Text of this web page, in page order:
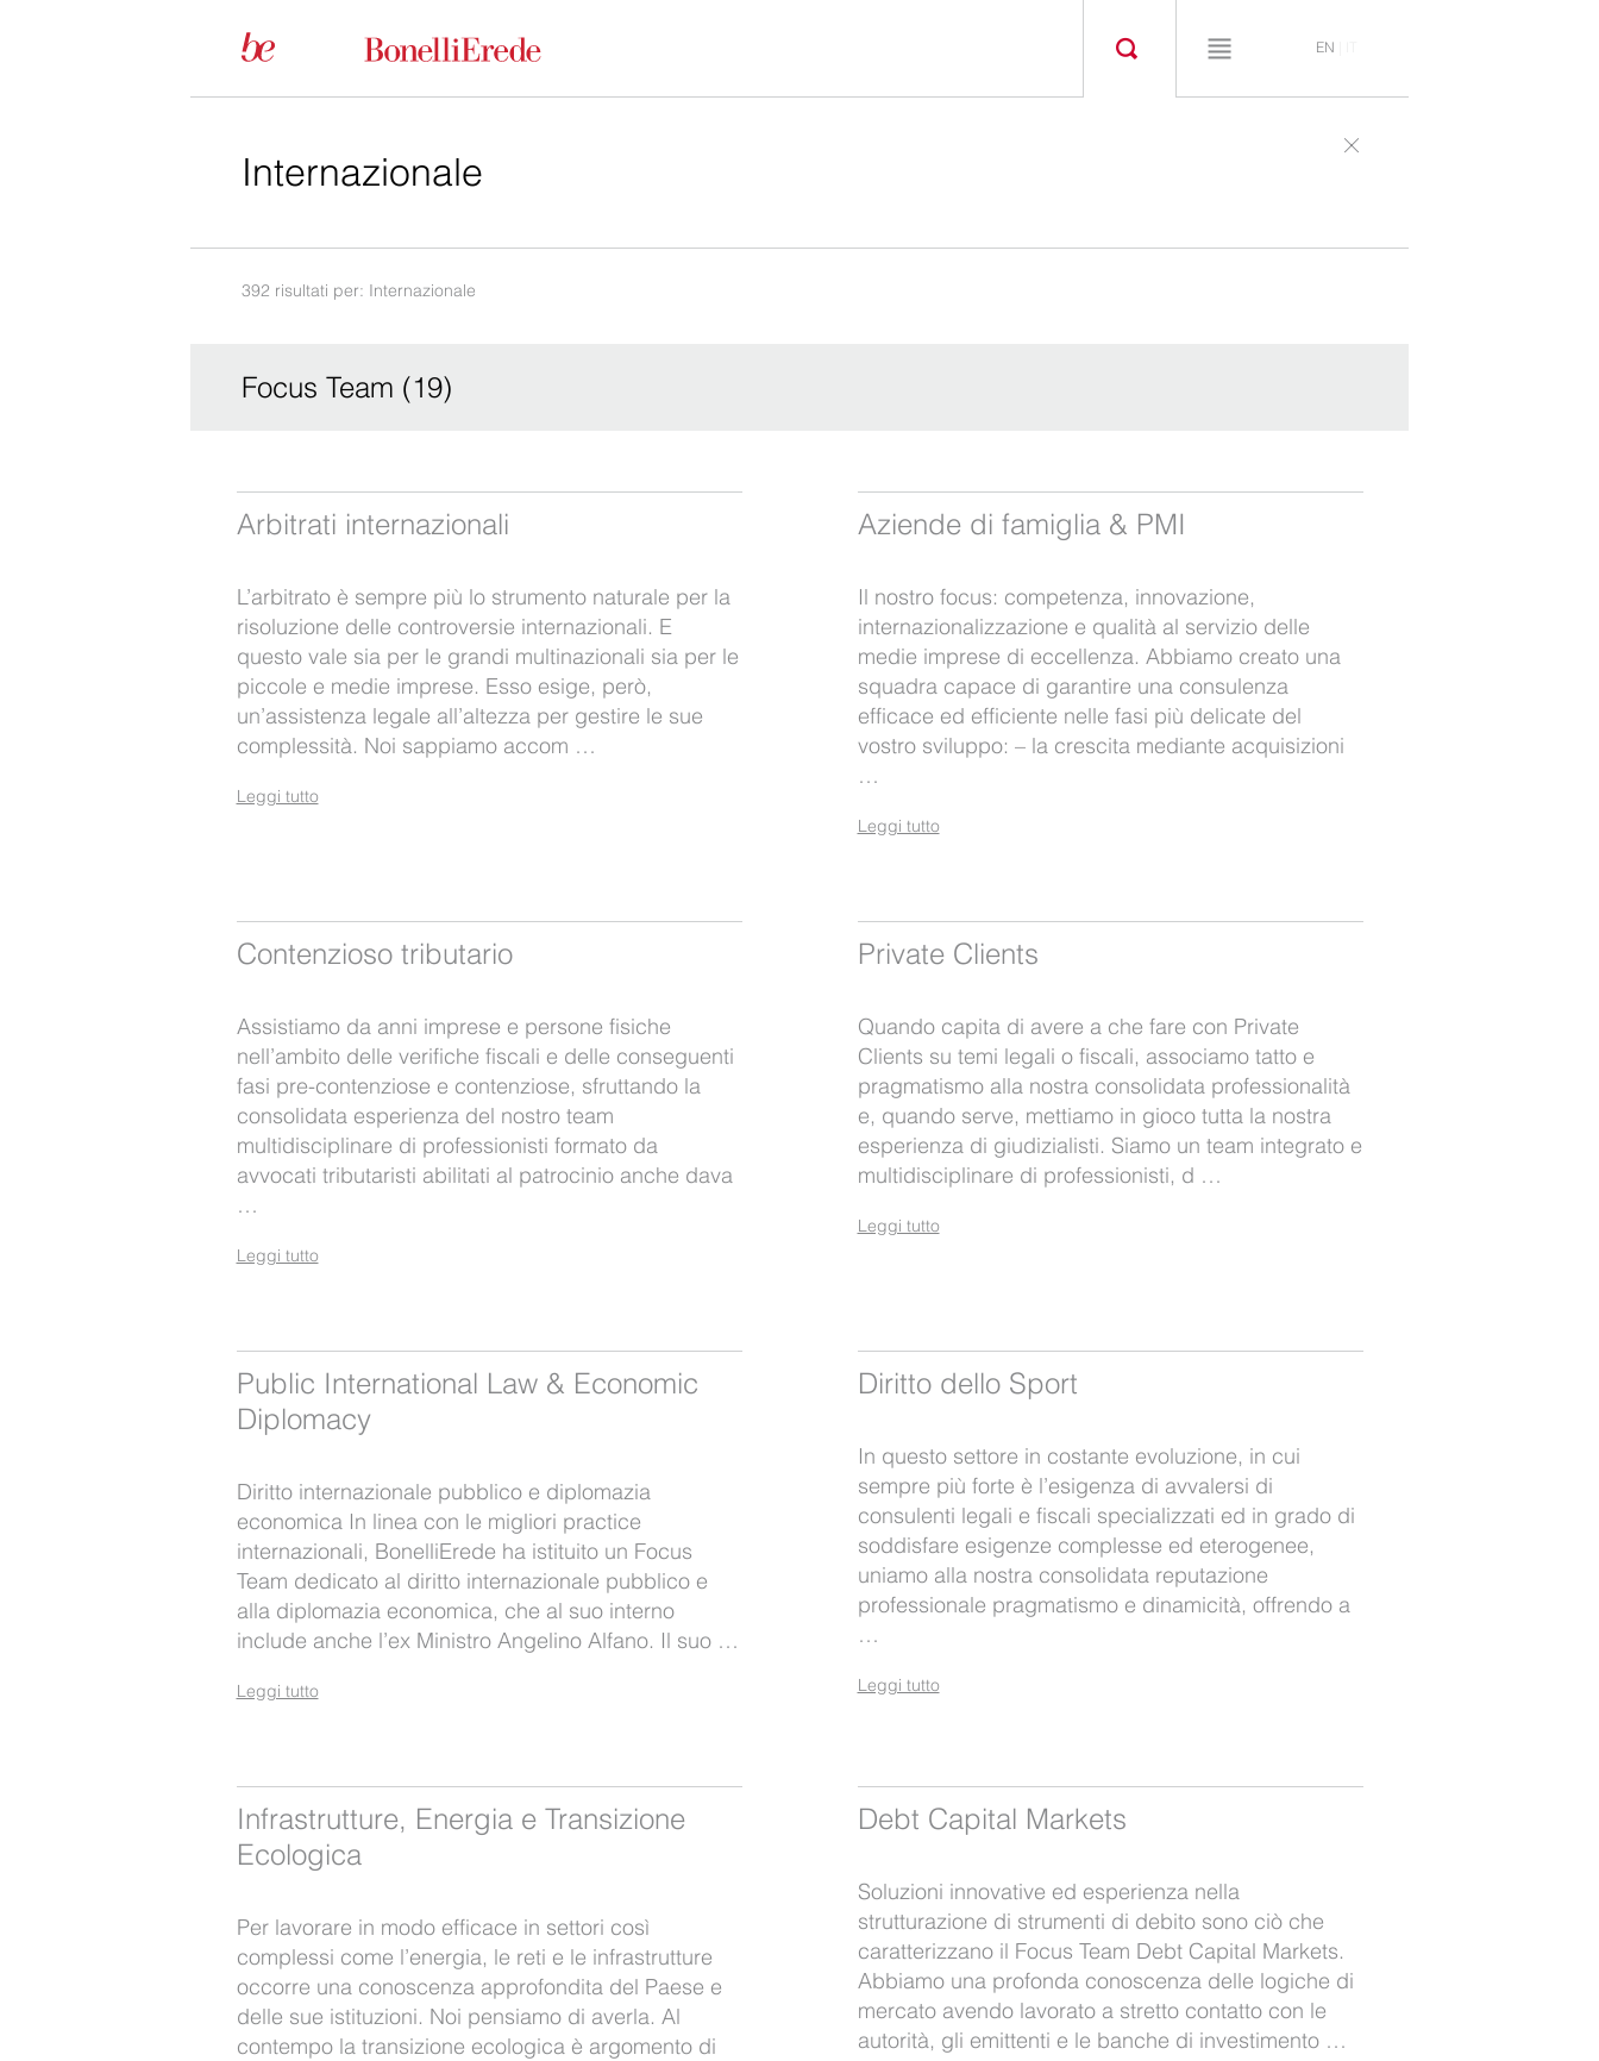
EN
392 risultati per: Internazionale
Focus Team (19)
Arbitrati internazionali
L’arbitrato è sempre più lo strumento naturale per la
risoluzione delle controversie internazionali. E
questo vale sia per le grandi multinazionali sia per le
piccole e medie imprese. Esso esige, però,
un’assistenza legale all’altezza per gestire le sue
complessità. Noi sappiamo accom …
Leggi tutto
Aziende di famiglia & PMI
Il nostro focus: competenza, innovazione,
internazionalizzazione e qualità al servizio delle
medie imprese di eccellenza. Abbiamo creato una
squadra capace di garantire una consulenza
efficace ed efficiente nelle fasi più delicate del
vostro sviluppo: – la crescita mediante acquisizioni
…
Leggi tutto
Contenzioso tributario
Assistiamo da anni imprese e persone fisiche
nell’ambito delle verifiche fiscali e delle conseguenti
fasi pre-contenziose e contenziose, sfruttando la
consolidata esperienza del nostro team
multidisciplinare di professionisti formato da
avvocati tributaristi abilitati al patrocinio anche dava
…
Leggi tutto
Private Clients
Quando capita di avere a che fare con Private
Clients su temi legali o fiscali, associamo tatto e
pragmatismo alla nostra consolidata professionalità
e, quando serve, mettiamo in gioco tutta la nostra
esperienza di giudizialisti. Siamo un team integrato e
multidisciplinare di professionisti, d …
Leggi tutto
Public International Law & Economic
Diplomacy
Diritto internazionale pubblico e diplomazia
economica In linea con le migliori practice
internazionali, BonelliErede ha istituito un Focus
Team dedicato al diritto internazionale pubblico e
alla diplomazia economica, che al suo interno
include anche l’ex Ministro Angelino Alfano. Il suo …
Leggi tutto
Diritto dello Sport
In questo settore in costante evoluzione, in cui
sempre più forte è l’esigenza di avvalersi di
consulenti legali e fiscali specializzati ed in grado di
soddisfare esigenze complesse ed eterogenee,
uniamo alla nostra consolidata reputazione
professionale pragmatismo e dinamicità, offrendo a
…
Leggi tutto
Infrastrutture, Energia e Transizione
Ecologica
Per lavorare in modo efficace in settori così
complessi come l’energia, le reti e le infrastrutture
occorre una conoscenza approfondita del Paese e
delle sue istituzioni. Noi pensiamo di averla. Al
contempo la transizione ecologica è argomento di
Debt Capital Markets
Soluzioni innovative ed esperienza nella
strutturazione di strumenti di debito sono ciò che
caratterizzano il Focus Team Debt Capital Markets.
Abbiamo una profonda conoscenza delle logiche di
mercato avendo lavorato a stretto contatto con le
autorità, gli emittenti e le banche di investimento …